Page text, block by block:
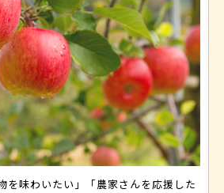
を味わいたい」「農家さんを応援した